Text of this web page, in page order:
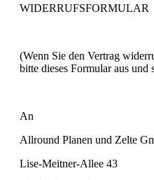
WIDERRUFSFORMULAR
(Wenn Sie den Vertrag
bitte dieses Formular aus und
An
Allround Planen und Zelte
Lise-Meitner-Allee 43